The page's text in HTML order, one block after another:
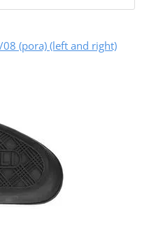
08 (pora) (left and right)